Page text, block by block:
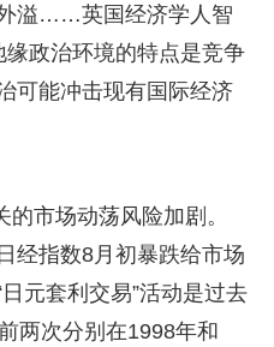
溢……英国经济学人智
政治环境的特点是竞争
可能冲击现有国际经济
市场动荡风险加剧。
经指数8月初暴跌给市场
元套利交易”活动是过去
两次分别在1998年和